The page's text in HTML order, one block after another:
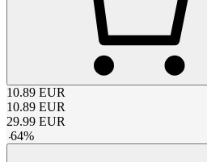
10.89 EUR
10.89 EUR
29.99 EUR
-64%